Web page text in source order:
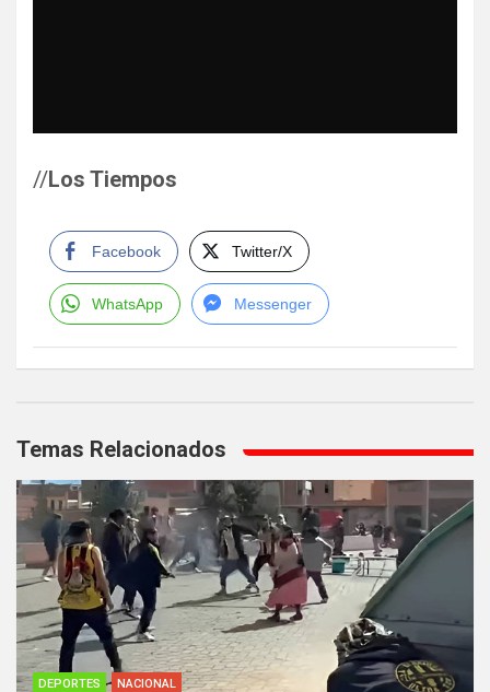
//Los Tiempos
Facebook Twitter/X
WhatsApp Messenger
de
entradas
Temas Relacionados
DEPORTES NACIONAL